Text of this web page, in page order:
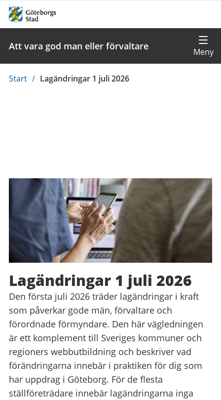
Att vara god man eller förvaltare
Du
Start / Lagändringar 1 juli 2026
Lagändringar 1 juli 2026
Den första juli 2026 träder lagändringar i kraft
som påverkar gode män, förvaltare och
förordnade förmyndare. Den här vägledningen
är ett komplement till Sveriges kommuner och
regioners webbutbildning och beskriver vad
förändringarna innebär i praktiken för dig som
har uppdrag i Göteborg. För de flesta
ställföreträdare innebär lagändringarna inga